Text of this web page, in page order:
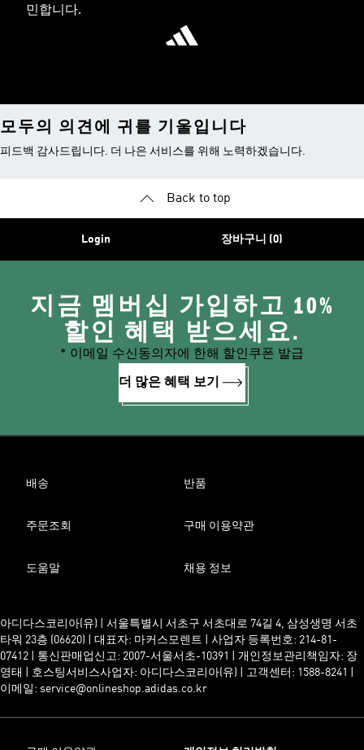
민합니다.
모두의 의견에 귀를 기울입니다
피드백 감사드립니다. 더 나은 서비스를 위해 노력하겠습니다.
Back to top
Login 장바구니 (0)
지금 멤버십 가입하고 10%
할인 혜택 받으세요.
* 이메일 수신동의자에 한해 할인쿠폰 발급
더 많은 혜택 보기
배송 반품
주문조회 구매 이용약관
도움말 채용 정보
아디다스코리아(유) | 서울특별시 서초구 서초대로 74길 4, 삼성생명 서초
타워 23층 (06620) | 대표자: 마커스모렌트 | 사업자 등록번호: 214-81-
07412 | 통신판매업신고: 2007-서울서초-10391 | 개인정보관리책임자: 장
영태 | 호스팅서비스사업자: 아디다스코리아(유) | 고객센터: 1588-8241 |
이메일: service@onlineshop.adidas.co.kr